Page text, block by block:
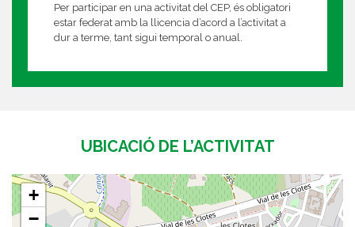
Per participar en una activitat del CEP, és obligatori
estar federat amb la llicencia d’acord a l’activitat a
dur a terme, tant sigui temporal o anual.
UBICACIÓ DE L’ACTIVITAT
+
−